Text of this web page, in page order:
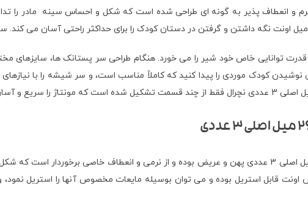
انعطاف پذیر به گونه ای طراحی شده است که شکل و احساس سینه مادر را
توانایی خاص خود شیر را می خورد. هنگام طراحی سر پستانک ها، سایزهای
نوشیدن کودک موردی را پیدا کنید که کاملاً مناسب است، و سر شیشه را با
نوک سر شیشه شیر فیلیپس اونت 260 میل اصلی 3 عددی پهن و عریض بوده و از نرمی و انعطاف
قابل استریل بوده و می توان بوسیله مایعات مخصوص آنها را استریل نمود،